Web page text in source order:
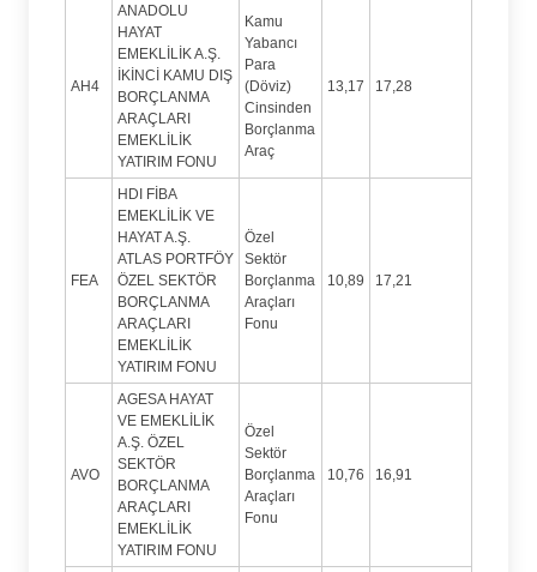
AH4
ANADOLU
HAYAT
EMEKLİLİK A.Ş.
İKİNCİ KAMU DIŞ
BORÇLANMA
ARAÇLARI
EMEKLİLİK
YATIRIM FONU
Kamu
Yabancı
Para
(Döviz)
Cinsinden
Borçlanma
Araç
13,17 17,28
FEA
HDI FİBA
EMEKLİLİK VE
HAYAT A.Ş.
ATLAS PORTFÖY
ÖZEL SEKTÖR
BORÇLANMA
ARAÇLARI
EMEKLİLİK
YATIRIM FONU
Özel
Sektör
Borçlanma
Araçları
Fonu
10,89 17,21
AVO
AGESA HAYAT
VE EMEKLİLİK
A.Ş. ÖZEL
SEKTÖR
BORÇLANMA
ARAÇLARI
EMEKLİLİK
YATIRIM FONU
Özel
Sektör
Borçlanma
Araçları
Fonu
10,76 16,91